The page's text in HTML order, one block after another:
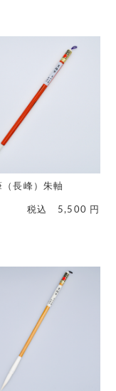
（長峰）朱軸
税込 5,500 円